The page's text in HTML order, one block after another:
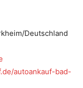
Deutschland
autoankauf-bad-